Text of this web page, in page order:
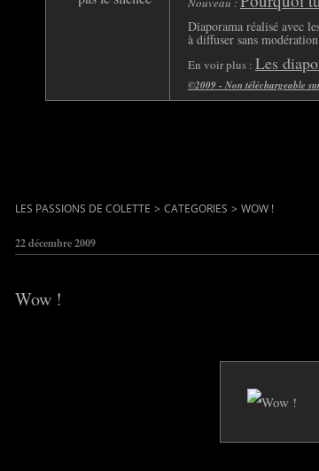
Diaporama réalisé avec
à diffuser sans
En voir plus : Les
©2009 - Non téléchargeable
LES PASSIONS DE COLETTE > CATEGORIES > WOW !
22 décembre 2009
Wow !